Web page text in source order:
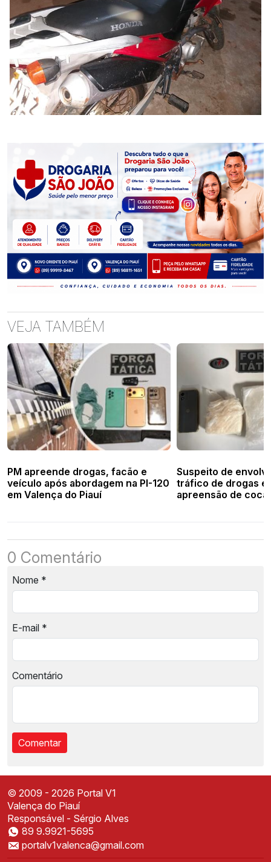
VEJA TAMBÉM
PM apreende drogas, facão e
veículo após abordagem na PI-120
em Valença do Piauí
Suspeito de
tráfico de drogas é
apreensão de
0 Comentário
Nome *
E-mail *
Comentário
Instale o Portal V1
Acesse mais rápido direto da sua tela inicial
© 2009 - 2026 Portal V1
Valença do Piauí
Responsável - Sérgio Alves
89 9.9921-5695
portalv1valenca@gmail.com